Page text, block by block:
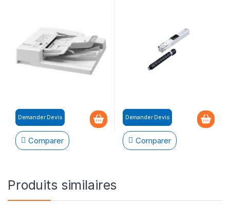
Demander Devis
Comparer
Demander Devis
Comparer
Produits similaires